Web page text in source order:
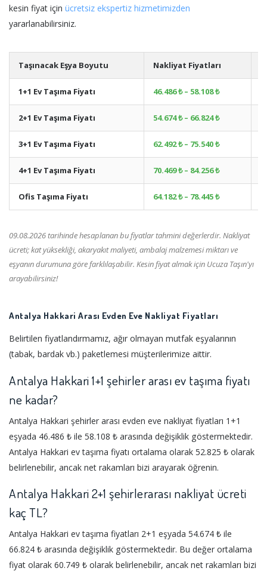
kesin fiyat için ücretsiz ekspertiz hizmetimizden
yararlanabilirsiniz.
Taşınacak Eşya Boyutu Nakliyat Fiyatları
1+1 Ev Taşıma Fiyatı 46.486 ₺ – 58.108 ₺
2+1 Ev Taşıma Fiyatı 54.674 ₺ – 66.824 ₺
3+1 Ev Taşıma Fiyatı 62.492 ₺ – 75.540 ₺
4+1 Ev Taşıma Fiyatı 70.469 ₺ – 84.256 ₺
Ofis Taşıma Fiyatı 64.182 ₺ – 78.445 ₺
09.08.2026 tarihinde hesaplanan bu fiyatlar tahmini değerlerdir. Nakliyat
ücreti; kat yüksekliği, akaryakıt maliyeti, ambalaj malzemesi miktarı ve
eşyanın durumuna göre farklılaşabilir. Kesin fiyat almak için Ucuza Taşın'yı
arayabilirsiniz!
Antalya Hakkari Arası Evden Eve Nakliyat Fiyatları
Belirtilen fiyatlandırmamız, ağır olmayan mutfak eşyalarının
(tabak, bardak vb.) paketlemesi müşterilerimize aittir.
Antalya Hakkari 1+1 şehirler arası ev taşıma fiyatı
ne kadar?
Antalya Hakkari şehirler arası evden eve nakliyat fiyatları 1+1
eşyada 46.486 ₺ ile 58.108 ₺ arasında değişiklik göstermektedir.
Antalya Hakkari ev taşıma fiyatı ortalama olarak 52.825 ₺ olarak
belirlenebilir, ancak net rakamları bizi arayarak öğrenin.
Antalya Hakkari 2+1 şehirlerarası nakliyat ücreti
kaç TL?
Antalya Hakkari ev taşıma fiyatları 2+1 eşyada 54.674 ₺ ile
66.824 ₺ arasında değişiklik göstermektedir. Bu değer ortalama
fiyat olarak 60.749 ₺ olarak belirlenebilir, ancak net rakamları bizi